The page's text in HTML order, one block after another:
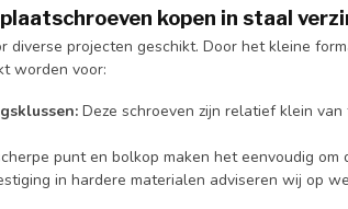
kopen in staal
diverse projecten geschikt. Door het kleine
worden voor:
Deze schroeven zijn relatief klein
punt en bolkop maken het eenvoudig
in hardere materialen adviseren wij op